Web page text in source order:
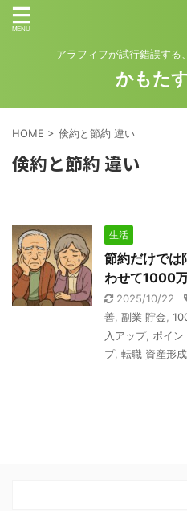
アラフィフが試行錯誤する
かもた
HOME > 倹約と節約 違い
倹約と節約 違い
生活
節約だけでは
わせて1000
2025/10/22
善 副業 貯金
入アップ, ポイン
プ, 転職 資産形成